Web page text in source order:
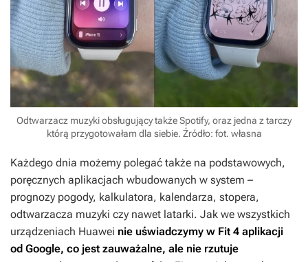
Odtwarzacz muzyki obsługujący także Spotify, oraz jedna z tarczy
którą przygotowałam dla siebie. Źródło: fot. własna
Każdego dnia możemy polegać także na podstawowych,
poręcznych aplikacjach wbudowanych w system –
prognozy pogody, kalkulatora, kalendarza, stopera,
odtwarzacza muzyki czy nawet latarki. Jak we wszystkich
urządzeniach Huawei nie uświadczymy w Fit 4 aplikacji
od Google, co jest zauważalne, ale nie rzutuje